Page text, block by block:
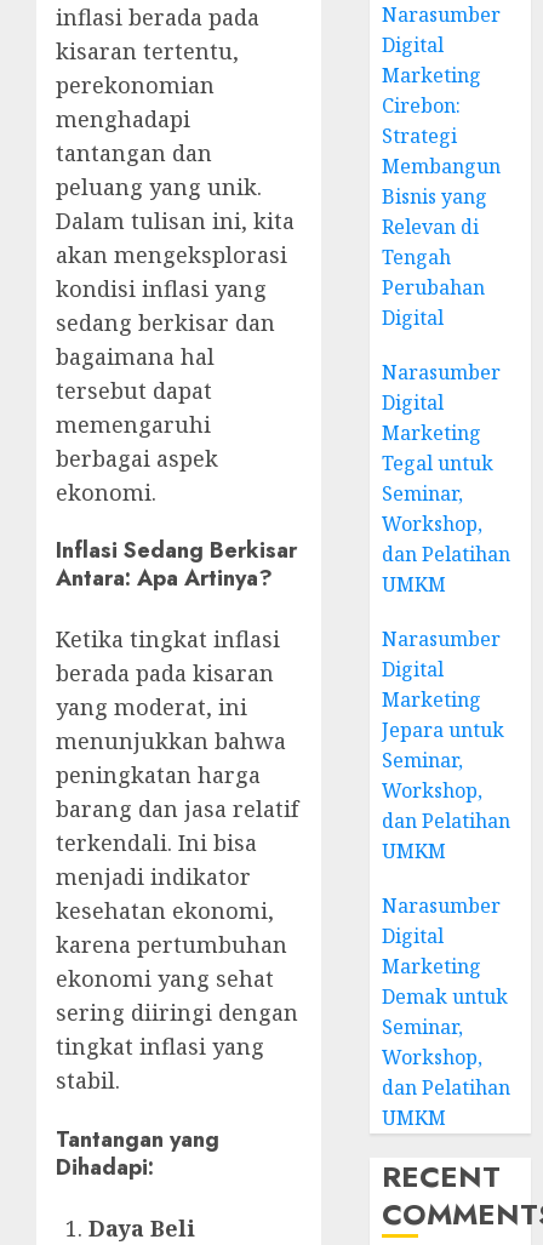
inflasi berada pada
kisaran tertentu,
perekonomian
menghadapi
tantangan dan
peluang yang unik.
Dalam tulisan ini, kita
akan mengeksplorasi
kondisi inflasi yang
sedang berkisar dan
bagaimana hal
tersebut dapat
memengaruhi
berbagai aspek
ekonomi.
Inflasi Sedang Berkisar
Antara: Apa Artinya?
Ketika tingkat inflasi
berada pada kisaran
yang moderat, ini
menunjukkan bahwa
peningkatan harga
barang dan jasa relatif
terkendali. Ini bisa
menjadi indikator
kesehatan ekonomi,
karena pertumbuhan
ekonomi yang sehat
sering diiringi dengan
tingkat inflasi yang
stabil.
Tantangan yang
Dihadapi:
Daya Beli
Narasumber
Digital
Marketing
Cirebon:
Strategi
Membangun
Bisnis yang
Relevan di
Tengah
Perubahan
Digital
Narasumber
Digital
Marketing
Tegal untuk
Seminar,
Workshop,
dan Pelatihan
UMKM
Narasumber
Digital
Marketing
Jepara untuk
Seminar,
Workshop,
dan Pelatihan
UMKM
Narasumber
Digital
Marketing
Demak untuk
Seminar,
Workshop,
dan Pelatihan
UMKM
RECENT